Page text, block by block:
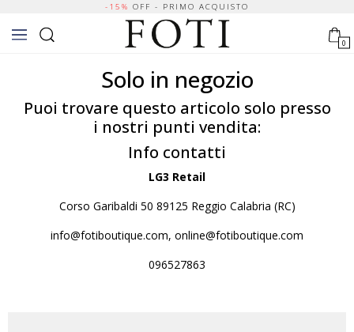
-15% OFF - PRIMO ACQUISTO
0
Solo in negozio
Puoi trovare questo articolo solo presso
i nostri punti vendita:
Info contatti
LG3 Retail
Corso Garibaldi 50 89125 Reggio Calabria (RC)
info@fotiboutique.com, online@fotiboutique.com
096527863